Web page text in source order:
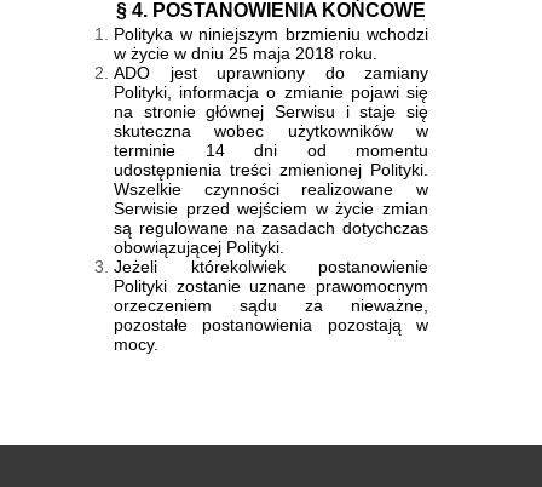
§ 4. POSTANOWIENIA KOŃCOWE
Polityka w niniejszym brzmieniu wchodzi
w życie w dniu 25 maja 2018 roku.
ADO jest uprawniony do zamiany
Polityki, informacja o zmianie pojawi się
na stronie głównej Serwisu i staje się
skuteczna wobec użytkowników w
terminie 14 dni od momentu
udostępnienia treści zmienionej Polityki.
Wszelkie czynności realizowane w
Serwisie przed wejściem w życie zmian
są regulowane na zasadach dotychczas
obowiązującej Polityki.
Jeżeli którekolwiek postanowienie
Polityki zostanie uznane prawomocnym
orzeczeniem sądu za nieważne,
pozostałe postanowienia pozostają w
mocy.